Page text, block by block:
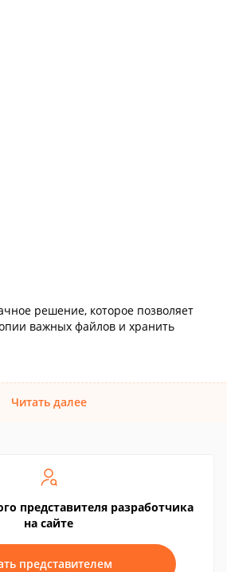
решение, которое позволяет
важных файлов и хранить
Читать далее
представителя разработчика
на сайте
представителем